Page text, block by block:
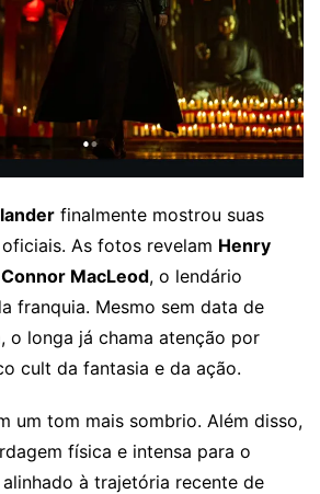
finalmente mostrou suas
As fotos revelam Henry
Connor MacLeod, o lendário
franquia. Mesmo sem data de
o longa já chama atenção por
cult da fantasia e da ação.
um tom mais sombrio. Além disso,
física e intensa para o
à trajetória recente de